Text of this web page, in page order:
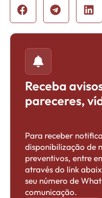
Receba
pareceres,
Para receber
disponibilização de
preventivos, entre
através do link
seu número de
comunicação.